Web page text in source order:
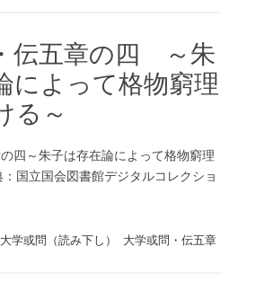
伝五章の四 ～朱
によって格物窮理
る～
の四～朱子は存在論によって格物窮理
国立国会図書館デジタルコレクショ
学或問（読み下し） 大学或問・伝五章